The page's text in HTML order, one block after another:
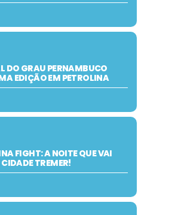
DO GRAU PERNAMBUCO
EDIÇÃO EM PETROLINA
FIGHT: A NOITE QUE VAI
CIDADE TREMER!